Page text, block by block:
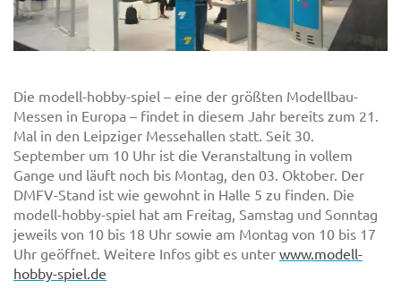
Die modell-hobby-spiel – eine der größten Modellbau-
Messen in Europa – findet in diesem Jahr bereits zum 21.
Mal in den Leipziger Messehallen statt. Seit 30.
September um 10 Uhr ist die Veranstaltung in vollem
Gange und läuft noch bis Montag, den 03. Oktober. Der
DMFV-Stand ist wie gewohnt in Halle 5 zu finden. Die
modell-hobby-spiel hat am Freitag, Samstag und Sonntag
jeweils von 10 bis 18 Uhr sowie am Montag von 10 bis 17
Uhr geöffnet. Weitere Infos gibt es unter www.modell-
hobby-spiel.de